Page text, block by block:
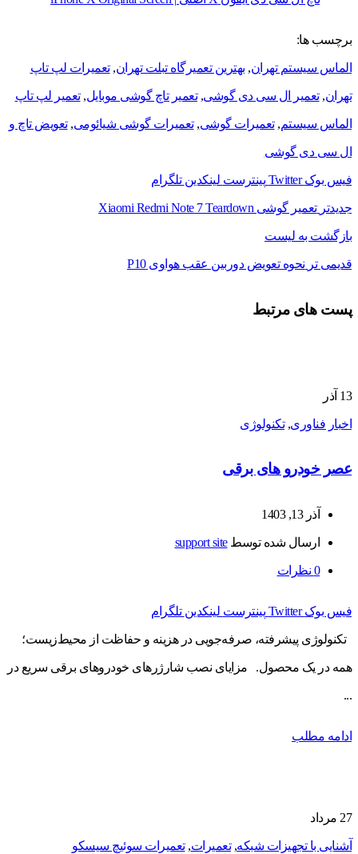
برچسب ها:
الماس سیستم تهران, بهترین تعمیرگاه تبلت تهران,تعميرات لپ تاپ
تهران,تعمیر ال سی دی گوشی,تعمیر تاچ گوشی موبایل,تعمیر لپ تاپ
الماس سیستم,تعمیرات گوشی,تعمیرات گوشی شیائومی,تعویض تاچ و
ال سی دی گوشی
فیس بوک Twitter پینترست لینکدین تلگرام
جدیدتر تعمیر گوشی Xiaomi Redmi Note 7 Teardown
بازگشت به لیست
قدیمی تر نحوه تعویض دوربین عقب هواوی P10
پست های مرتبط
13 آذر
اخبار فناوری,تکنولوژی
عصر خودرو های برقی
آذر 13, 1403
ارسال شده توسطsupport site
0 نظرات
فیس بوک Twitter پینترست لینکدین تلگرام
تکنولوژی پیشرفته، صرفه‌جویی در هزینه و حفاظت از محیط‌زیست؛
همه در یک محصول. مزایای نصب شارژرهای خودروهای برقی سریع در
...
ادامه مطلب
27 مرداد
آشنایی با تجهیزات شبکه,تعمیرات,تعمیرات سوئیچ سیسکو